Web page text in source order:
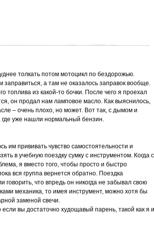
толкать потом мотоцикл по бездорожью.
а там не оказалось заправок вообще.
из какой-то бочки. После чего я проехал
он продал нам ламповое масло. Как выяснилось,
– очень плохо, но может. Вот так, с дымом и
где уже нашли нормальный бензин.
им прививать чувство самостоятельности и
в учебную поездку сумку с инструментом. Когда с
я вместо того, чтобы просто и быстро
вся группа вернется обратно. Поездка
говорить, что впредь он никогда не забывал свою
механика, то имея инструмент, можно хотя бы
заменой свечи.
вы достаточно худощавый парень, такой как я и